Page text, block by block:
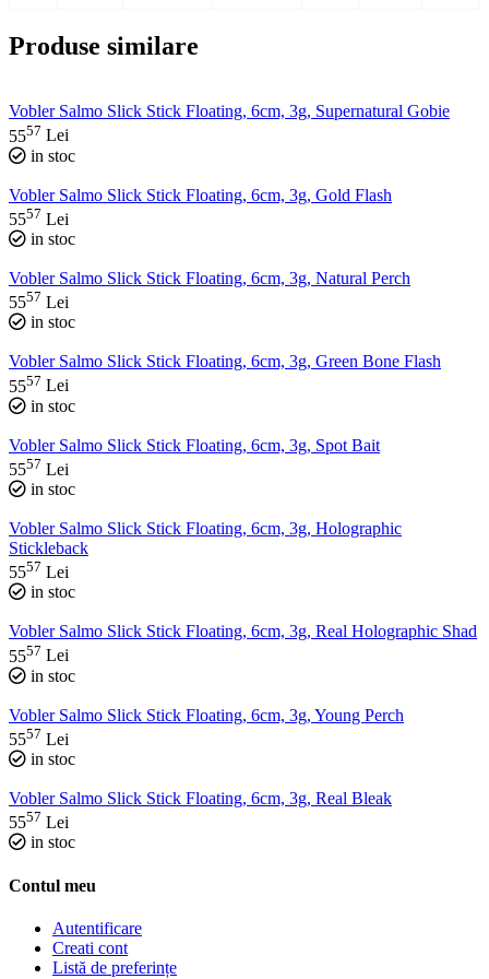
Produse similare
Vobler Salmo Slick Stick Floating, 6cm, 3g, Supernatural Gobie
5557 Lei
in stoc
Vobler Salmo Slick Stick Floating, 6cm, 3g, Gold Flash
5557 Lei
in stoc
Vobler Salmo Slick Stick Floating, 6cm, 3g, Natural Perch
5557 Lei
in stoc
Vobler Salmo Slick Stick Floating, 6cm, 3g, Green Bone Flash
5557 Lei
in stoc
Vobler Salmo Slick Stick Floating, 6cm, 3g, Spot Bait
5557 Lei
in stoc
Vobler Salmo Slick Stick Floating, 6cm, 3g, Holographic
Stickleback
5557 Lei
in stoc
Vobler Salmo Slick Stick Floating, 6cm, 3g, Real Holographic Shad
5557 Lei
in stoc
Vobler Salmo Slick Stick Floating, 6cm, 3g, Young Perch
5557 Lei
in stoc
Vobler Salmo Slick Stick Floating, 6cm, 3g, Real Bleak
5557 Lei
in stoc
Contul meu
Autentificare
Creati cont
Listă de preferințe